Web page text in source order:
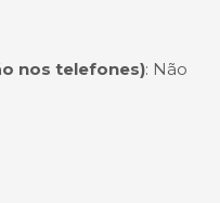
nos telefones): Não